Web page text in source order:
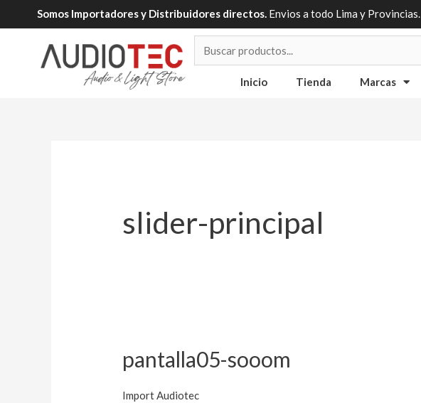
al
Somos Importadores y Distribuidores directos. Envios a todo Lima y Provincias.
Inicio Tienda Marcas
slider-principal
pantalla05-sooom
Import Audiotec
pantalla05-
sooom